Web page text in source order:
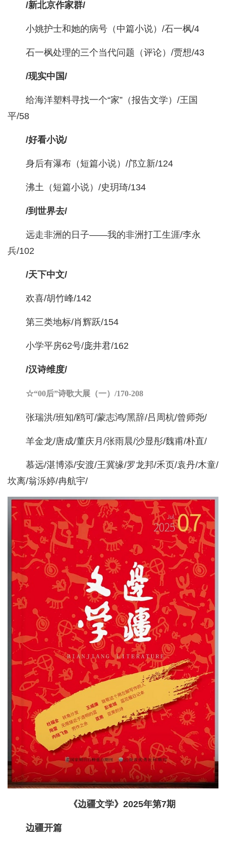
/新北京作家群/
小姚护士和她的病号（中篇小说）/石一枫/4
石一枫处理的三个当代问题（评论）/贾想/43
/现实中国/
给海洋塑料寻找一个“家”（报告文学）/王国
平/58
/好看小说/
身后有瀑布（短篇小说）/邝立新/124
沸土（短篇小说）/史玥琦/134
/到世界去/
远走非洲的日子——我的非洲打工生涯/李永
兵/102
/天下中文/
欢喜/胡竹峰/142
第三类地标/肖辉跃/154
小学平房62号/庞井君/162
/汉诗维度/
☆“00后”诗歌大展（一）/170-208
张瑞洪/班知/鸥可/蒙志鸿/黑辞/吕周杭/曾师尧/
羊金龙/唐成/董庆月/张雨晨/沙显彤/魏甫/朴直/
慕远/湛博添/安渡/王冀缘/罗龙邦/禾页/袁丹/木童/
坎离/翁泺婷/冉航宇/
《边疆文学》2025年第7期
边疆开篇